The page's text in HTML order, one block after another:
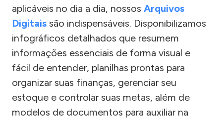
aplicáveis no dia a dia, nossos Arquivos
Digitais são indispensáveis. Disponibilizamos
infográficos detalhados que resumem
informações essenciais de forma visual e
fácil de entender, planilhas prontas para
organizar suas finanças, gerenciar seu
estoque e controlar suas metas, além de
modelos de documentos para auxiliar na